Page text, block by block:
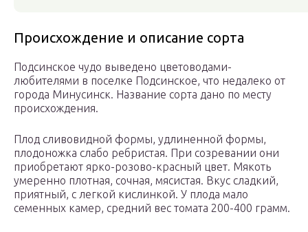
Происхождение и описание сорта
Подсинское чудо выведено цветоводами-
любителями в поселке Подсинское, что недалеко от
города Минусинск. Название сорта дано по месту
происхождения.
Плод сливовидной формы, удлиненной формы,
плодоножка слабо ребристая. При созревании они
приобретают ярко-розово-красный цвет. Мякоть
умеренно плотная, сочная, мясистая. Вкус сладкий,
приятный, с легкой кислинкой. У плода мало
семенных камер, средний вес томата 200-400 грамм.